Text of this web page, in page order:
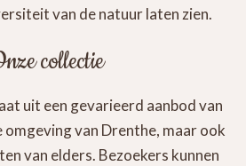
van de natuur laten zien.
collectie
uit een gevarieerd aanbod van
van Drenthe, maar ook
van elders. Bezoekers kunnen